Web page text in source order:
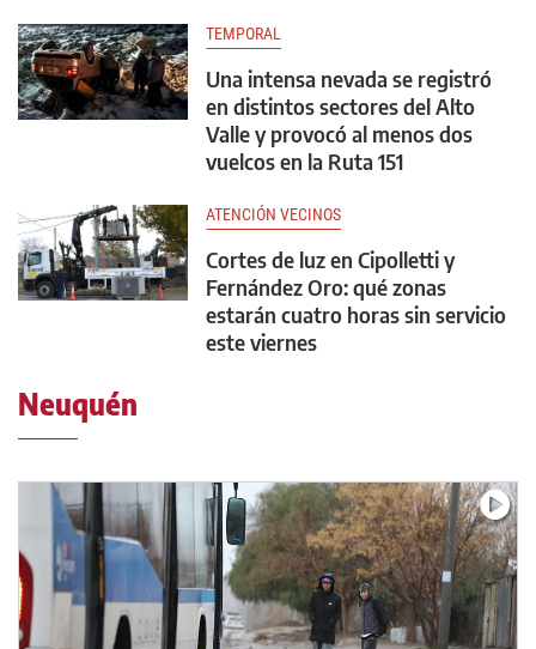
TEMPORAL
Una intensa nevada se registró
en distintos sectores del Alto
Valle y provocó al menos dos
vuelcos en la Ruta 151
ATENCIÓN VECINOS
Cortes de luz en Cipolletti y
Fernández Oro: qué zonas
estarán cuatro horas sin servicio
este viernes
Neuquén